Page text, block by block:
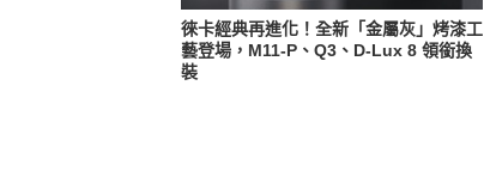
徠卡經典再進化！全新「金屬灰」烤漆工
藝登場，M11-P、Q3、D-Lux 8 領銜換
裝